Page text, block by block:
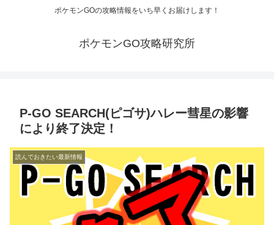
ポケモンGOの攻略情報をいち早くお届けします！
ポケモンGO攻略研究所
P-GO SEARCH(ピゴサ)ハレー彗星の影響
により終了決定！
読んでおきたい最新情報